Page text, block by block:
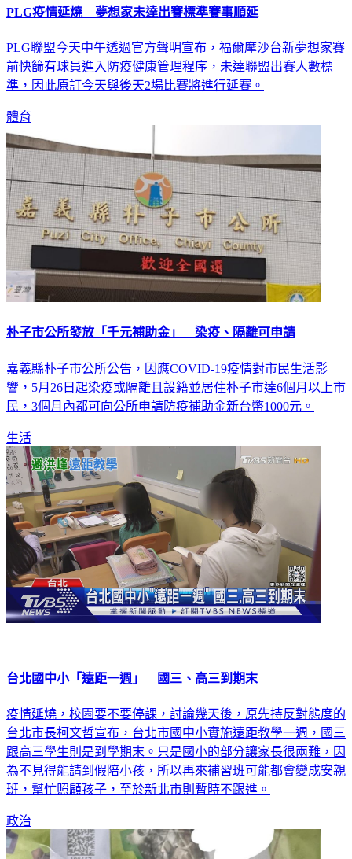
PLG疫情延燒 夢想家未達出賽標準賽事順延
PLG聯盟今天中午透過官方聲明宣布，福爾摩沙台新夢想家賽
前快篩有球員進入防疫健康管理程序，未達聯盟出賽人數標
準，因此原訂今天與後天2場比賽將進行延賽。
體育
朴子市公所發放「千元補助金」 染疫、隔離可申請
嘉義縣朴子市公所公告，因應COVID-19疫情對市民生活影
響，5月26日起染疫或隔離且設籍並居住朴子市達6個月以上市
民，3個月內都可向公所申請防疫補助金新台幣1000元。
生活
台北國中小「遠距一週」 國三、高三到期末
疫情延燒，校園要不要停課，討論幾天後，原先持反對態度的
台北市長柯文哲宣布，台北市國中小實施遠距教學一週，國三
跟高三學生則是到學期末。只是國小的部分讓家長很兩難，因
為不見得能請到假陪小孩，所以再來補習班可能都會變成安親
班，幫忙照顧孩子，至於新北市則暫時不跟進。
政治